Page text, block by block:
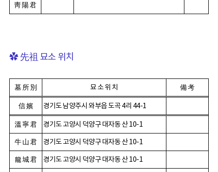
靑 陽 君
✿先祖 묘소 위치
墓 所 別 묘 소 위 치 備 考
信 嬪 경기도 남양주시 와부읍 도곡4리 44-1
溫 寧 君 경기도 고양시 덕양구 대자동 산10-1
牛 山 君
경기도 고양시 덕양구 대자동 산10-1
龍 城 君
경기도 고양시 덕양구 대자동 산10-1